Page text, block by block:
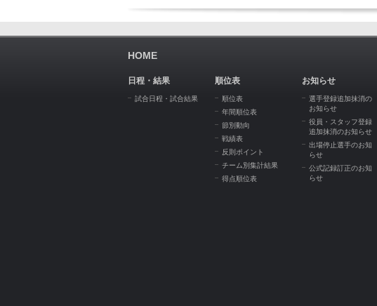
HOME
日程・結果
試合日程・試合結果
順位表
順位表
年間順位表
節別動向
戦績表
反則ポイント
チーム別集計結果
得点順位表
お知らせ
選手登録追加抹消の
お知らせ
役員・スタッフ登録
追加抹消のお知らせ
出場停止選手のお知
らせ
公式記録訂正のお知
らせ